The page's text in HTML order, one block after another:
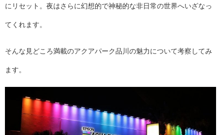
にリセット。夜はさらに幻想的で神秘的な非日常の世界へいざなっ
てくれます。
そんな見どころ満載のアクアパーク品川の魅力について考察してみ
ます。